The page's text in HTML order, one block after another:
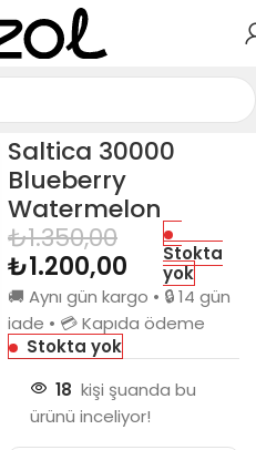
Saltica 30000
Blueberry
Watermelon
₺1.350,00
₺1.200,00
Stokta
yok
🚚 Aynı gün kargo • 🔒 14 gün
iade • 💳 Kapıda ödeme
Stokta yok
18 kişi şuanda bu
ürünü inceliyor!